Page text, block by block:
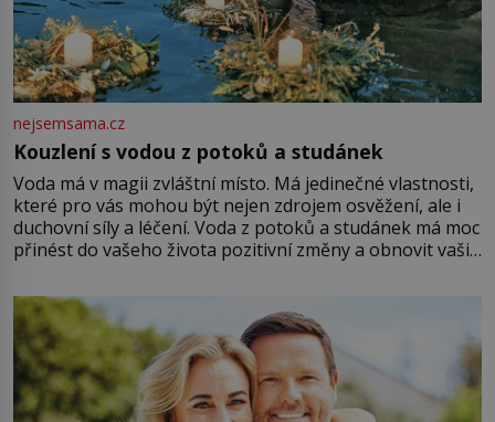
nejsemsama.cz
Kouzlení s vodou z potoků a studánek
Voda má v magii zvláštní místo. Má jedinečné vlastnosti,
které pro vás mohou být nejen zdrojem osvěžení, ale i
duchovní síly a léčení. Voda z potoků a studánek má moc
přinést do vašeho života pozitivní změny a obnovit vaši
můžete obohatit své rituály a přinést do svého života
větší harmonii a klid. Je důležité